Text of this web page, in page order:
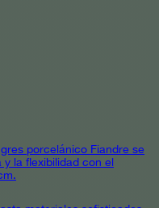
porcelánico Fiandre se
la flexibilidad con el